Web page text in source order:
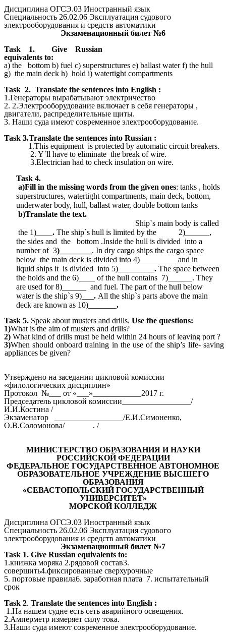
Дисциплина ОГСЭ.03 Иностранный язык
Специальность 26.02.06 Эксплуатация судового
электрооборудования и средств автоматики
Экзаменационный билет №6
Task 1. Give Russian
equivalents to:
a) the bottom b) fuel c) superstructures e) ballast water f) the hull
g) the main deck h) hold i) watertight compartments
Task 2. Translate the sentences into English :
1.Генераторы вырабатывают электричество
2. 2.Электрооборудование включает в себя генераторы ,
двигатели, распределительные щиты.
3. Наши суда имеют современное электрооборудование.
Task 3.Translate the sentences into Russian :
1.This equipment is protected by automatic circuit breakers.
2. Y`ll have to eliminate the break of wire.
3.Electrician had to check insulation on wire.
Task 4.
a)Fill in the missing words from the given ones: tanks , holds
superstructures, watertight compartments, main deck, bottom,
underwater body, hull, ballast water, double bottom tanks
b)Translate the text.
Ship`s main body is called
the 1)____ . The ship`s hull is limited by the 2)______,
the sides and the bottom .Inside the hull is divided into a
number of 3)________ . In dry cargo ships the cargo space
below the main deck is divided into 4)_________ and in
liquid ships it is divided into 5)_________ . The space between
the holds and the 6)____ of the hull contains 7)______. They
are used for 8)______ and fuel. The part of the hull below
water is the ship`s 9)___ . All the ship`s parts above the main
deck are known as 10)_______ .
Task 5. Speak about musters and drills. Use the questions:
1)What is the aim of musters and drills?
2) What kind of drills must be held within 24 hours of leaving port ?
3)When should onboard training in the use of the ship’s life- saving
appliances be given?
Утверждено на заседании цикловой комиссии
«филологических дисциплин»
Протокол №___ от «___»____________2017 г.
Председатель цикловой комиссии_________________/
И.И.Костина /
Экзаменатор _________________/Е.И.Симоненко,
О.В.Соломонова/ . /
МИНИСТЕРСТВО ОБРАЗОВАНИЯ И НАУКИ
РОССИЙСКОЙ ФЕДЕРАЦИИ
ФЕДЕРАЛЬНОЕ ГОСУДАРСТВЕННОЕ АВТОНОМНОЕ
ОБРАЗОВАТЕЛЬНОЕ УЧРЕЖДЕНИЕ ВЫСШЕГО
ОБРАЗОВАНИЯ
«СЕВАСТОПОЛЬСКИЙ ГОСУДАРСТВЕННЫЙ
УНИВЕРСИТЕТ»
МОРСКОЙ КОЛЛЕДЖ
Дисциплина ОГСЭ.03 Иностранный язык
Специальность 26.02.06 Эксплуатация судового
электрооборудования и средств автоматики
Экзаменационный билет №7
Task 1. Give Russian equivalents to:
1.книжка моряка 2.рядовой состав3.
совершить4.фиксированные сверхурочные
5. портовые правила6. заработная плата 7. испытательный
срок
Task 2. Translate the sentences into English :
1.На нашем судне есть сеть аварийного освещения.
2.Амперметр измеряет силу тока.
3.Наши суда имеют современное электрооборудование.